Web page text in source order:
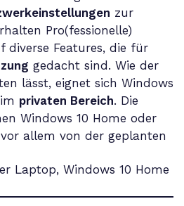
zur
Pro(fessionelle)
diverse Features, die für
gedacht sind. Wie der
lässt, eignet sich Windows
privaten Bereich. Die
Windows 10 Home oder
allem von der geplanten